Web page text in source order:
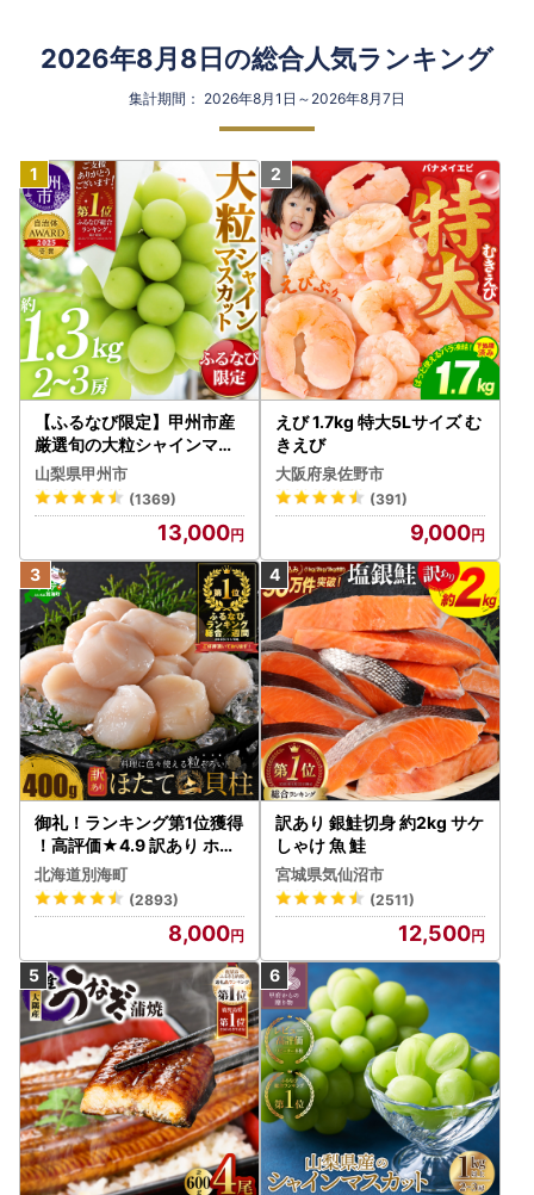
2026年8月8日の総合人気ランキング
集計期間： 2026年8月1日～2026年8月7日
【ふるなび限定】甲州市産
厳選旬の大粒シャインマス
カット 約1.3kg 2～3房【2
026年発送】（MG）B12-
472 FN-Limited-VO シャ
インマスカット フルーツ
山梨県甲州市
(1369)
13,000
えび 1.7kg 特大5Lサイズ む
きえび
大阪府泉佐野市
(391)
9,000
御礼！ランキング第1位獲得
！高評価★4.9 訳あり ホタ
テ 400g（ほたて 帆立 貝柱
冷凍 ）
北海道別海町
(2893)
8,000
訳あり 銀鮭切身 約2kg サケ
しゃけ 魚 鮭
宮城県気仙沼市
(2511)
12,500